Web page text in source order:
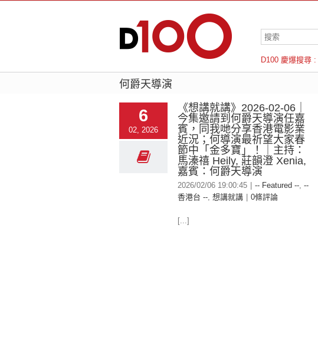
D100 慶爆搜尋 :
羅倫斯
何爵天導演
6
02, 2026
《想講就講》2026-02-06｜
今集邀請到何爵天導演任嘉
賓，同我哋分享香港電影業
近況；何導演最祈望大家春
節中「金多寶」！｜主持：
馬溱禧 Heily, 莊韻澄 Xenia,
嘉賓：何爵天導演
2026/02/06 19:00:45 -- Featured --, --
香港台 --, 想講就講 0條評論
[...]